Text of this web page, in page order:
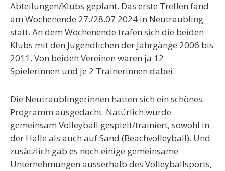
Abteilungen/Klubs geplant. Das erste Treffen fand
am Wochenende 27./28.07.2024 in Neutraubling
statt. An dem Wochenende trafen sich die beiden
Klubs mit den Jugendlichen der Jahrgänge 2006 bis
2011. Von beiden Vereinen waren ja 12
Spielerinnen und je 2 Trainerinnen dabei.
Die Neutraublingerinnen hatten sich ein schönes
Programm ausgedacht. Natürlich wurde
gemeinsam Volleyball gespielt/trainiert, sowohl in
der Halle als auch auf Sand (Beachvolleyball). Und
zusätzlich gab es noch einige gemeinsame
Unternehmungen ausserhalb des Volleyballsports,